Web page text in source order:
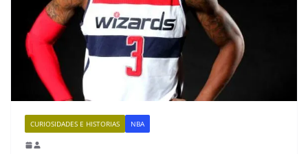
CURIOSIDADES E HISTORIAS NBA